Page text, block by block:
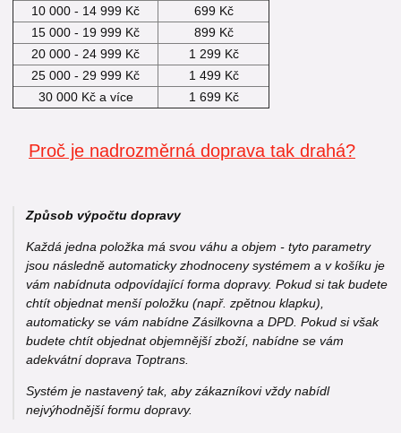
10 000 - 14 999 Kč
699 Kč
15 000 - 19 999 Kč
899 Kč
20 000 - 24 999 Kč
1 299 Kč
25 000 - 29 999 Kč
1 499 Kč
30 000 Kč a více
1 699 Kč
Proč je nadrozměrná doprava tak drahá?
Způsob výpočtu dopravy
Každá jedna položka má svou váhu a objem - tyto parametry
jsou následně automaticky zhodnoceny systémem a v košíku je
vám nabídnuta odpovídající forma dopravy. Pokud si tak budete
chtít objednat menší položku (např. zpětnou klapku),
automaticky se vám nabídne Zásilkovna a DPD. Pokud si však
budete chtít objednat objemnější zboží, nabídne se vám
adekvátní doprava Toptrans.
Systém je nastavený tak, aby zákazníkovi vždy nabídl
nejvýhodnější formu dopravy.